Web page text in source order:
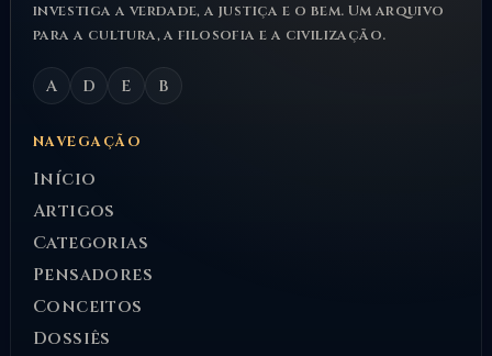
investiga a verdade, a justiça e o bem. Um arquivo
para a cultura, a filosofia e a civilização.
A D E B
NAVEGAÇÃO
Início
Artigos
Categorias
Pensadores
Conceitos
Dossiês